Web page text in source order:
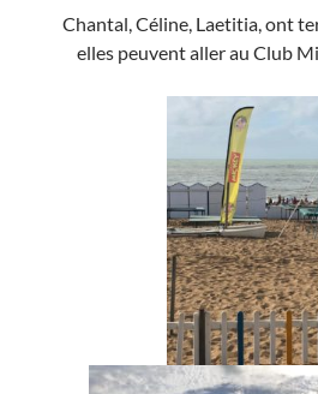
Chantal, Céline, Laetitia, ont
elles peuvent aller au Club